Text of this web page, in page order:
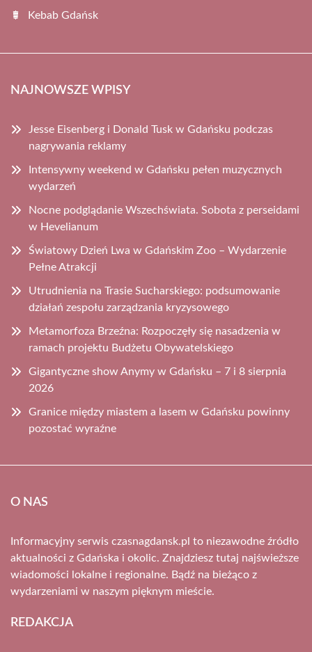
Kebab Gdańsk
NAJNOWSZE WPISY
Jesse Eisenberg i Donald Tusk w Gdańsku podczas
nagrywania reklamy
Intensywny weekend w Gdańsku pełen muzycznych
wydarzeń
Nocne podglądanie Wszechświata. Sobota z perseidami
w Hevelianum
Światowy Dzień Lwa w Gdańskim Zoo – Wydarzenie
Pełne Atrakcji
Utrudnienia na Trasie Sucharskiego: podsumowanie
działań zespołu zarządzania kryzysowego
Metamorfoza Brzeźna: Rozpoczęły się nasadzenia w
ramach projektu Budżetu Obywatelskiego
Gigantyczne show Anymy w Gdańsku – 7 i 8 sierpnia
2026
Granice między miastem a lasem w Gdańsku powinny
pozostać wyraźne
O NAS
Informacyjny serwis czasnagdansk.pl to niezawodne źródło
aktualności z Gdańska i okolic. Znajdziesz tutaj najświeższe
wiadomości lokalne i regionalne. Bądź na bieżąco z
wydarzeniami w naszym pięknym mieście.
REDAKCJA